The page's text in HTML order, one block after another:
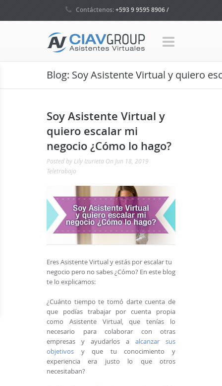
Contáctenos:+593 9 9595 8906 /
Blog: Soy Asistente Virtual y quiero
Soy Asistente Virtual y
quiero escalar mi
negocio ¿Cómo lo hago?
Posted by Lily Izurieta On Jun 18, 2019
Teletrabajo
Eres Asistente Virtual y estás por escalar tu
negocio pero no sabes ¿Cómo? En este blog
te lo explicamos:
¿Cuánto tiempo te tomó darte cuenta de
que podías trabajar por cuenta propia
como Asistente Virtual, que tenías lo
necesario para colaborar con otras
empresas y ayudarlos a alcanzar sus
objetivos y que tu conocimiento y
experiencia era justo lo que otros
necesitaban?